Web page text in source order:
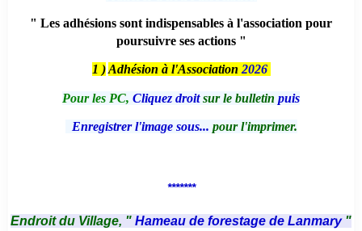
" Les adhésions sont indispensables à l'association pour
poursuivre ses actions "
1 ) Adhésion à l'Association 2026
Pour les PC, Cliquez droitsur le bulletin puis
Enregistrer l'image sous... pour l'imprimer.
*******
Endroit du Village, " Hameau de forestage de Lanmary "